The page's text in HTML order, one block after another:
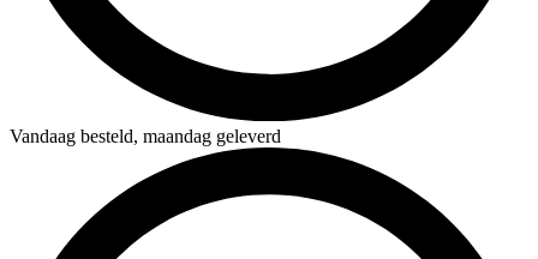
Vandaag besteld, maandag geleverd